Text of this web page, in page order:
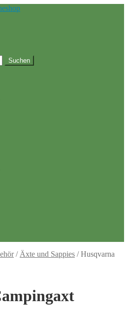
Suchen
/ Äxte und Sappies /Husqvarna